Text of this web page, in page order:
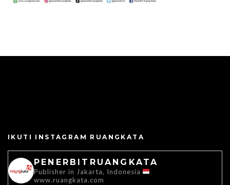
IKUTI INSTAGRAM RUANGKATA
PENERBITRUANGKATA
Publisher in Jakarta, Indonesia
www.ruangkata.com